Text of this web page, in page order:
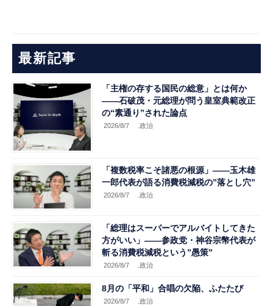
最新記事
「主権の存する国民の総意」とは何か
――石破茂・元総理が問う皇室典範改正
の“素通り”された論点
2026/8/7 .政治
「複数税率こそ諸悪の根源」――玉木雄
一郎代表が語る消費税減税の”落とし穴”
2026/8/7 .政治
「総理はスーパーでアルバイトしてきた
方がいい」――参政党・神谷宗幣代表が
斬る消費税減税という”愚策”
2026/8/7 .政治
8月の「平和」合唱の欠陥、ふたたび
2026/8/7 .政治